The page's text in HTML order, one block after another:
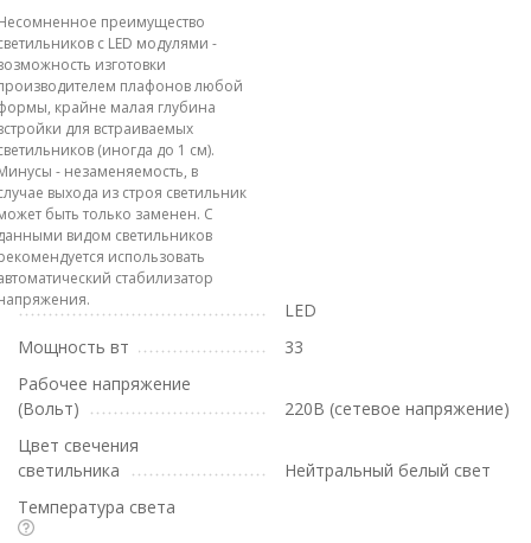
преимущество
с LED модулями -
изготовки
плафонов любой
крайне малая глубина
для встраиваемых
(иногда до 1 см).
- незаменяемость, в
выхода из строя светильник
быть только заменен. С
видом светильников
использовать
стабилизатор
LED
Мощность вт
33
Рабочее напряжение
(Вольт)
220В (сетевое напряжение)
Цвет свечения
светильника
Нейтральный белый свет
Температура света